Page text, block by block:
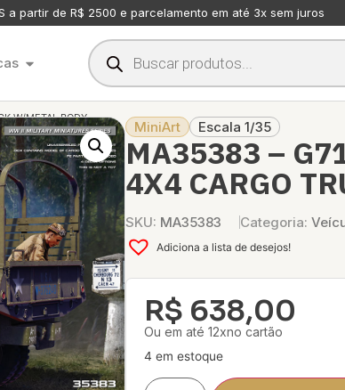
a partir de R$ 2500 e parcelamento em até 3x sem juros
W/METAL BODY
MiniArt Escala 1/35
MA35383 –
4X4 CARGO
SKU: MA35383 Categoria:
Adiciona a lista de desejos!
R$ 638,00
Ou em até 12xno cartão
4 em estoque